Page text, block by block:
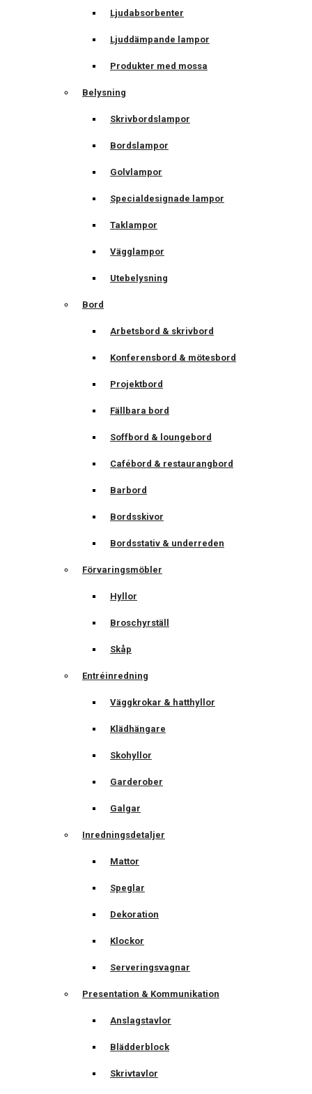
Ljudabsorbenter
Ljuddämpande lampor
Produkter med mossa
Belysning
Skrivbordslampor
Bordslampor
Golvlampor
Specialdesignade lampor
Taklampor
Vägglampor
Utebelysning
Bord
Arbetsbord & skrivbord
Konferensbord & mötesbord
Projektbord
Fällbara bord
Soffbord & loungebord
Cafébord & restaurangbord
Barbord
Bordsskivor
Bordsstativ & underreden
Förvaringsmöbler
Hyllor
Broschyrställ
Skåp
Entréinredning
Väggkrokar & hatthyllor
Klädhängare
Skohyllor
Garderober
Galgar
Inredningsdetaljer
Mattor
Speglar
Dekoration
Klockor
Serveringsvagnar
Presentation & Kommunikation
Anslagstavlor
Blädderblock
Skrivtavlor